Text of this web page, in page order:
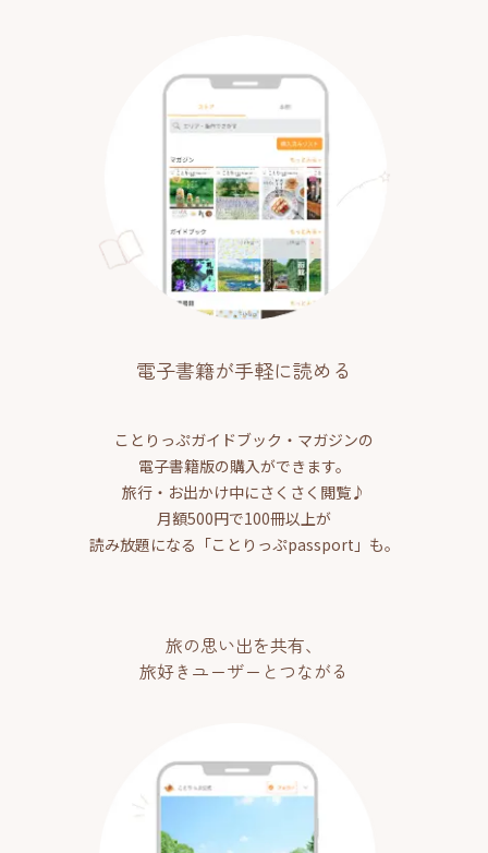
電子書籍が手軽に読める
ことりっぷガイドブック・マガジンの
電子書籍版の購入ができます。
旅行・お出かけ中にさくさく閲覧♪
月額500円で100冊以上が
読み放題になる「ことりっぷpassport」も。
旅の思い出を共有、
旅好きユーザーとつながる